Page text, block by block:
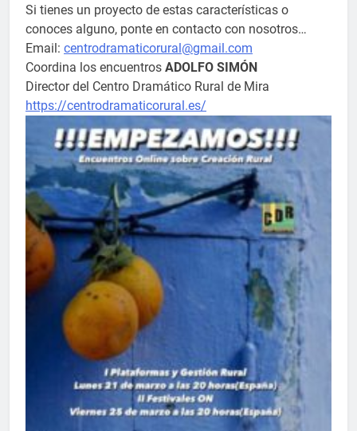
Si tienes un proyecto de estas características o
conoces alguno, ponte en contacto con nosotros…
Email: centrodramaticorural@gmail.com
Coordina los encuentros ADOLFO SIMÓN
Director del Centro Dramático Rural de Mira
https://centrodramaticorural.es/